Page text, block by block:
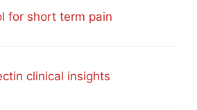
for short term pain
clinical insights